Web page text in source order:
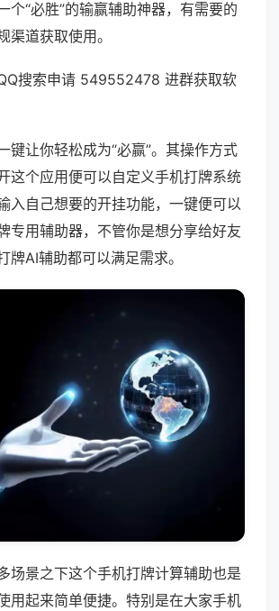
个“必胜”的输赢辅助神器，有需要的
渠道获取使用。
搜索申请 549552478 进群获取软
键让你轻松成为“必赢”。其操作方式
这个应用便可以自定义手机打牌系统
入自己想要的开挂功能，一键便可以
专用辅助器，不管你是想分享给好友
牌AI辅助都可以满足需求。
场景之下这个手机打牌计算辅助也是
用起来简单便捷。特别是在大家手机